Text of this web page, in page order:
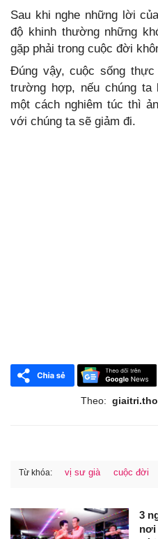
Sau khi nghe những lời
độ khinh thường những
gặp phải trong cuộc đời
Đúng vậy, cuộc sống
trường hợp, nếu chúng ta
một cách nghiêm túc thì
với chúng ta sẽ giảm đi.
Theo:
Từ khóa: vị sư già cuộc đời
3
nơi